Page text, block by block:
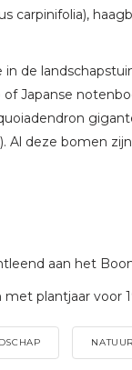
carpinifolia),
de
Japanse
Al deze bomen
aan het
plantjaar voor
NATUUR